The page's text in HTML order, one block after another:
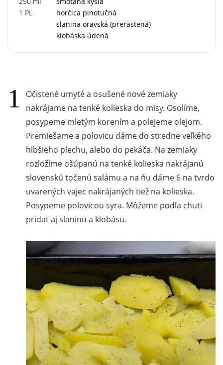
1 PL
horčica plnotučná
slanina oravská (prerastená)
klobáska údená
Očistené umyté a osušené nové zemiaky
nakrájame na tenké kolieska do misy. Osolíme,
posypeme mletým korením a polejeme olejom.
Premiešame a polovicu dáme do stredne veľkého
hlbšieho plechu, alebo do pekáča. Na zemiaky
rozložíme ošúpanú na tenké kolieska nakrájanú
slovenskú točenú salámu a na ňu dáme 6 na tvrdo
uvarených vajec nakrájaných tiež na kolieska.
Posypeme polovicou syra. Môžeme podľa chuti
pridať aj slaninu a klobásu.